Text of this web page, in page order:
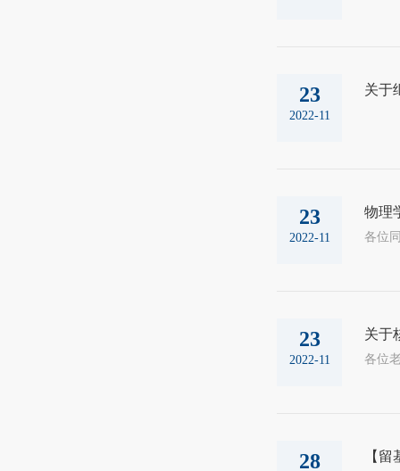
23
2022-11
关于
23
2022-11
物理
23
2022-11
关于
28 【